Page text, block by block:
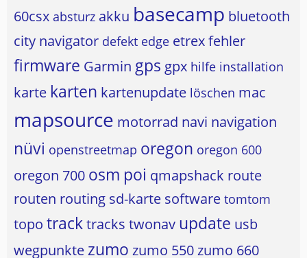
60csx absturz akku basecamp bluetooth
city navigator defekt edge etrexfehler
firmware Garmin gps gpx hilfe installation
karte karten kartenupdate löschen mac
mapsource motorrad navi navigation
nüvi openstreetmap oregon oregon 600
oregon 700 osm poi qmapshack route
routen routing sd-karte software tomtom
topo tracktracks twonav update usb
wegpunkte zumo zumo 550zumo 660